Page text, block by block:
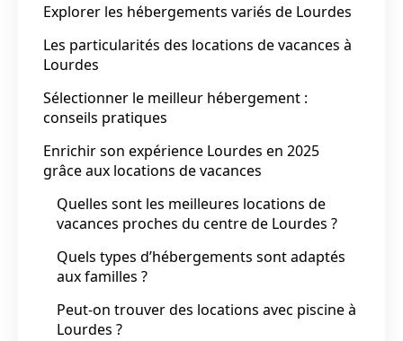
Explorer les hébergements variés de Lourdes
Les particularités des locations de vacances à
Lourdes
Sélectionner le meilleur hébergement :
conseils pratiques
Enrichir son expérience Lourdes en 2025
grâce aux locations de vacances
Quelles sont les meilleures locations de
vacances proches du centre de Lourdes ?
Quels types d’hébergements sont adaptés
aux familles ?
Peut-on trouver des locations avec piscine à
Lourdes ?